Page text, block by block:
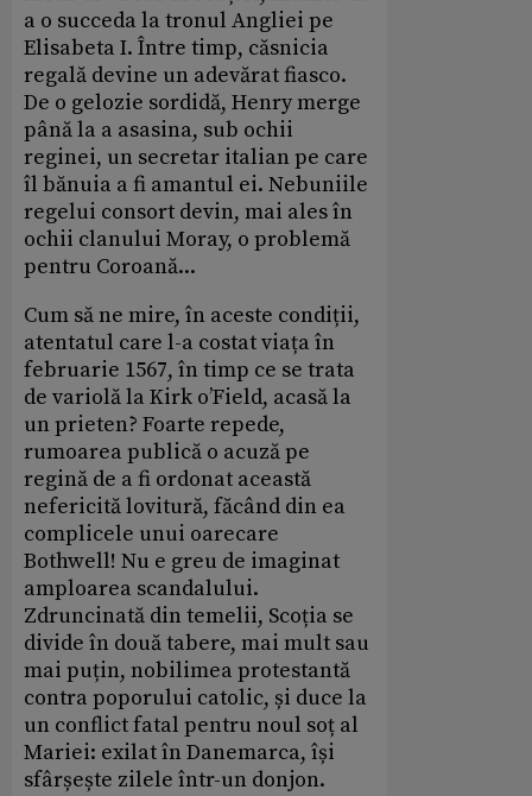
a o succeda la tronul Angliei pe
Elisabeta I. Între timp, căsnicia
regală devine un adevărat fiasco.
De o gelozie sordidă, Henry merge
până la a asasina, sub ochii
reginei, un secretar italian pe care
îl bănuia a fi amantul ei. Nebuniile
regelui consort devin, mai ales în
ochii clanului Moray, o problemă
pentru Coroană...
Cum să ne mire, în aceste condiții,
atentatul care l-a costat viața în
februarie 1567, în timp ce se trata
de variolă la Kirk o’Field, acasă la
un prieten? Foarte repede,
rumoarea publică o acuză pe
regină de a fi ordonat această
nefericită lovitură, făcând din ea
complicele unui oarecare
Bothwell! Nu e greu de imaginat
amploarea scandalului.
Zdruncinată din temelii, Scoția se
divide în două tabere, mai mult sau
mai puțin, nobilimea protestantă
contra poporului catolic, și duce la
un conflict fatal pentru noul soț al
Mariei: exilat în Danemarca, își
sfârșește zilele într-un donjon.